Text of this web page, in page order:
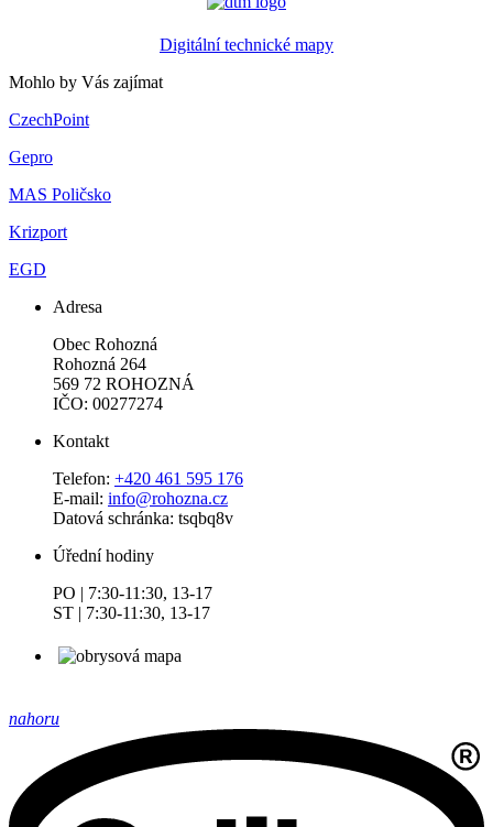
Digitální technické mapy
Mohlo by Vás zajímat
CzechPoint
Gepro
MAS Poličsko
Krizport
EGD
Adresa
Obec Rohozná
Rohozná 264
569 72 ROHOZNÁ
IČO: 00277274
Kontakt
Telefon: +420 461 595 176
E-mail: info@rohozna.cz
Datová schránka: tsqbq8v
Úřední hodiny
PO | 7:30-11:30, 13-17
ST | 7:30-11:30, 13-17
nahoru